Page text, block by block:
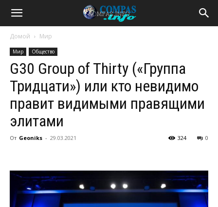
Домой Мир
Мир Общество
G30 Group of Thirty («Группа
Тридцати») или кто невидимо
правит видимыми правящими
элитами
От Geoniks - 29.03.2021 0
324